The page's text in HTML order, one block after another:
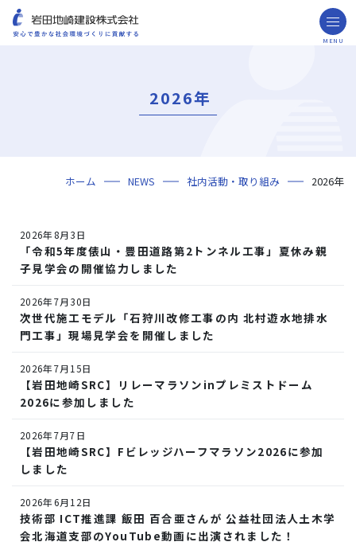
MENU
年代から探す
地域別で探す
用途区分から探す
GISマップシステム
Niseko Project
プロジェクトレポート
技術・ソリューション
海外事業
NISEKO PROJECTS
閉じる
2026年
ホーム NEWS 社内活動・取り組み 2026年
2026年8月3日
「令和5年度俵山・豊田道路第2トンネル工事」夏休み親
子見学会の開催協力しました
2026年7月30日
次世代施工モデル「石狩川改修工事の内 北村遊水地排水
門工事」現場見学会を開催しました
2026年7月15日
【岩田地崎SRC】リレーマラソンinプレミストドーム
2026に参加しました
2026年7月7日
【岩田地崎SRC】Fビレッジハーフマラソン2026に参加
しました
2026年6月12日
技術部 ICT推進課 飯田 百合亜さんが 公益社団法人土木学
会北海道支部のYouTube動画に出演されました！